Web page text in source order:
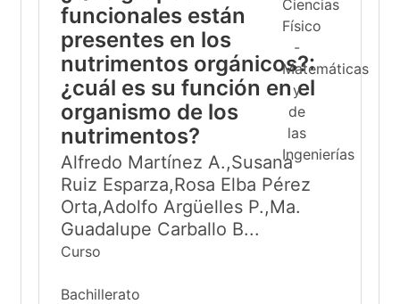
funcionales están
presentes en los
nutrimentos orgánicos?:
¿cuál es su función en el
organismo de los
nutrimentos?
Alfredo Martínez A.,Susana
Ruiz Esparza,Rosa Elba Pérez
Orta,Adolfo Argüelles P.,Ma.
Guadalupe Carballo B...
Curso
Bachillerato